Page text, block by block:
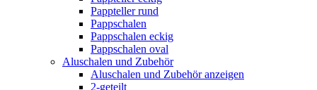
Pappteller rund
Pappschalen
Pappschalen eckig
Pappschalen oval
Aluschalen und Zubehör
Aluschalen und Zubehör anzeigen
2-geteilt